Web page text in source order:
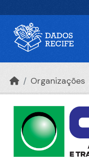
Organizações